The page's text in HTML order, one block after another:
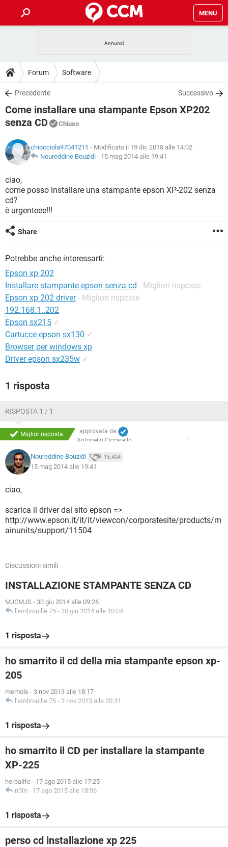
MENU
INTRATTENIMENTO
iOS
INSTAGRAM WHATSAPP
TIKTOK
HARDWARE
GUIDE
COVID-19
iOS
TIKTOK FACEBOOK
DOWNLOAD
COVID-19 GAMING
INTRATTENIMENTO
iOS WINDOWS 10
INSTAGRAM
TIKTOK
HARDWARE
INTRATTENIMENTO ANDROID
INSTAGRAM WHATSAPP
GLOSSARIO
COVID-19
INTRATTENIMENTO
iOS
INSTAGRAM
TIKTOK
Forum Software
Precedente Successivo
Come installare una stampante Epson XP202
senza CD
Chiuso
chiocciola97041211 - Modificato il 19 dic 2018 alle 14:02
Noureddine Bouzidi - 15 mag 2014 alle 19:41
ciao,
come posso installare una stampante epson XP-202 senza
cd?
è urgenteee!!!
Share
Potrebbe anche interessarti:
Epson xp 202
Installare stampante epson senza cd - Migliori risposte
Epson xp 202 driver - Migliori risposte
192.168.1..202
Epson sx215 ✓
Cartucce epson sx130 ✓
Browser per windows xp
Driver epson sx235w ✓
1 risposta
RISPOSTA 1 / 1
Miglior risposta
approvata da
Antonello Ciccarello
Noureddine Bouzidi 15.404
15 mag 2014 alle 19:41
ciao,
scarica il driver dal sito epson =>
http://www.epson.it/it/it/viewcon/corporatesite/products/m
ainunits/support/11504
Discussioni simili
INSTALLAZIONE STAMPANTE SENZA CD
MJCMJS - 30 giu 2014 alle 09:26
l'embrouille 75 - 30 giu 2014 alle 10:04
1 risposta
ho smarrito il cd della mia stampante epson xp-
205
memole - 3 nov 2013 alle 18:17
l'embrouille 75 - 3 nov 2013 alle 20:31
1 risposta
ho smarrito il CD per installare la stampante
XP-225
herbalife - 17 ago 2015 alle 17:25
n00r - 17 ago 2015 alle 18:06
1 risposta
perso cd installazione xp 225